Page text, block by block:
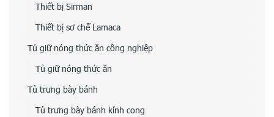
Thiết bị Sirman
Thiết bị sơ chế Lamaca
Tủ giữ nóng thức ăn công nghiệp
Tủ giữ nóng thức ăn
Tủ trưng bày bánh
Tủ trưng bày bánh kính cong